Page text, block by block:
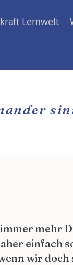
Lernwelt
mehr
einfach
wir doch